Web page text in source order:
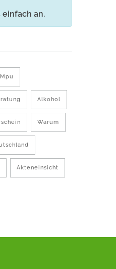
einfach an.
Mpu
Alkohol
Warum
Akteneinsicht